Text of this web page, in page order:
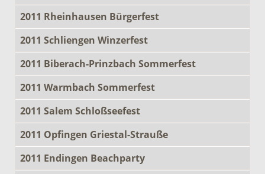
2011 Rheinhausen Bürgerfest
2011 Schliengen Winzerfest
2011 Biberach-Prinzbach Sommerfest
2011 Warmbach Sommerfest
2011 Salem Schloßseefest
2011 Opfingen Griestal-Strauße
2011 Endingen Beachparty